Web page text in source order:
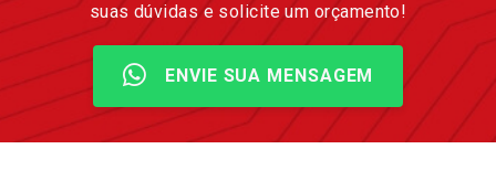
suas dúvidas e solicite um orçamento!
ENVIE SUA MENSAGEM